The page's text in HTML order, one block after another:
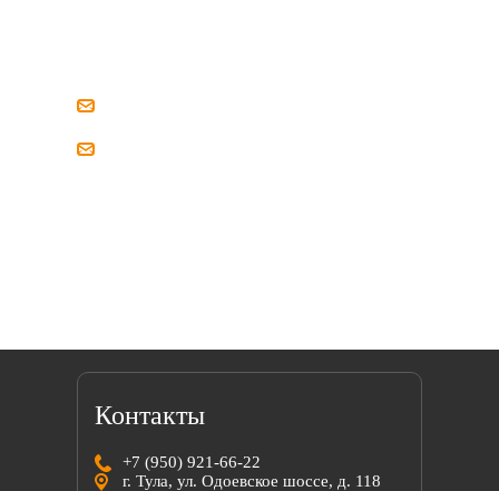
Контакты
+7 (950) 921-66-22
г. Тула, ул. Одоевское шоссе, д. 118